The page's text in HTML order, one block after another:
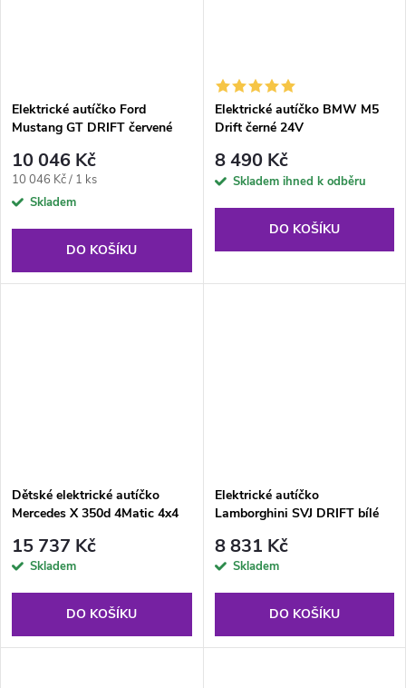
Elektrické autíčko Ford
Mustang GT DRIFT červené
10 046 Kč
Měrná
cena:
10 046 Kč / 1 ks
Skladem
DO KOŠÍKU
Elektrické autíčko BMW M5
Drift černé 24V
8 490 Kč
Skladem ihned k odběru
DO KOŠÍKU
Dětské elektrické autíčko
Mercedes X 350d 4Matic 4x4
15 737 Kč
Skladem
DO KOŠÍKU
Elektrické autíčko
Lamborghini SVJ DRIFT bílé
8 831 Kč
Skladem
DO KOŠÍKU